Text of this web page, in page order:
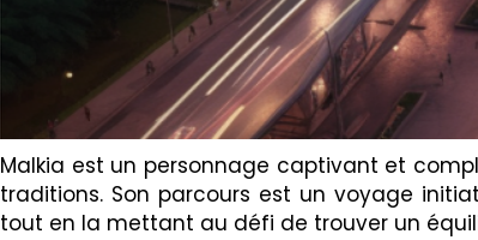
Malkia est un personnage captivant et
traditions. Son parcours est un voyage
tout en la mettant au défi de trouver un